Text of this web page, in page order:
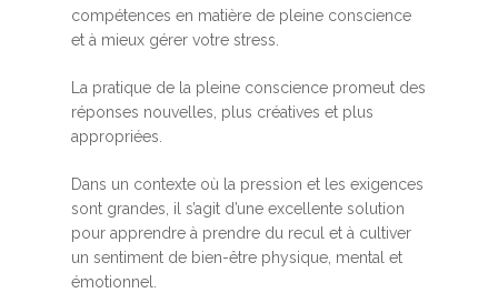
compétences en matière de pleine conscience
et à mieux gérer votre stress.
La pratique de la pleine conscience promeut des
réponses nouvelles, plus créatives et plus
appropriées.
Dans un contexte où la pression et les exigences
sont grandes, il s’agit d’une excellente solution
pour apprendre à prendre du recul et à cultiver
un sentiment de bien-être physique, mental et
émotionnel.